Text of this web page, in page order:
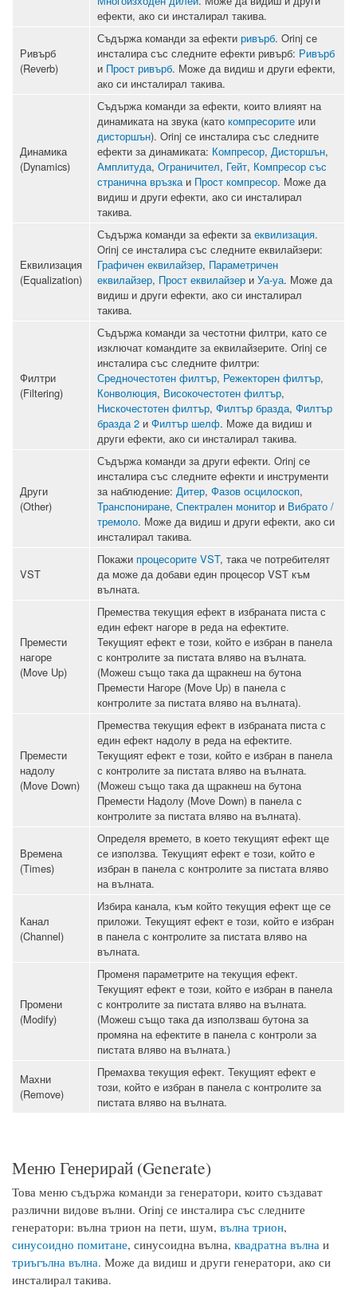
ефекти, ако си инсталирал такива.
Ривърб
(Reverb)
Съдържа команди за ефекти ривърб. Orinj се
инсталира със следните ефекти ривърб: Ривърб
и Прост ривърб. Може да видиш и други ефекти,
ако си инсталирал такива.
Динамика
(Dynamics)
Съдържа команди за ефекти, които влияят на
динамиката на звука (като компресорите или
дисторшън). Orinj се инсталира със следните
ефекти за динамиката: Компресор, Дисторшън,
Амплитуда, Ограничител, Гейт, Компресор със
странична връзкаи Прост компресор. Може да
видиш и други ефекти, ако си инсталирал
такива.
Еквилизация
(Equalization)
Съдържа команди за ефекти заеквилизация.
Orinj се инсталира със следните еквилайзери:
Графичен еквилайзер, Параметричен
еквилайзер, Прост еквилайзер и Уа-уа. Може да
видиш и други ефекти, ако си инсталирал
такива.
Филтри
(Filtering)
Съдържа команди за честотни филтри, като се
изключат командите за еквилайзерите. Orinj се
инсталира със следните филтри:
Средночестотен филтър, Режекторен филтър,
Конволюция, Високочестотен филтър,
Нискочестотен филтър, Филтър бразда, Филтър
бразда 2 и Филтър шелф. Може да видиш и
други ефекти, ако си инсталирал такива.
Други
(Other)
Съдържа команди за други ефекти. Orinj се
инсталира със следните ефекти и инструменти
за наблюдение: Дитер, Фазов осцилоскоп,
Транспониране, Спектрален монитор и Вибрато /
тремоло. Може да видиш и други ефекти, ако си
инсталирал такива.
VST
Покажи процесорите VST, така че потребителят
да може да добави един процесор VST към
вълната.
Премести
нагоре
(Move Up)
Премества текущия ефект в избраната писта с
един ефект нагоре в реда на ефектите.
Текущият ефект е този, който е избран в панела
с контролите за пистата вляво на вълната.
(Можеш също така да щракнеш на бутона
Премести Нагоре (Move Up) в панела с
контролите за пистата вляво на вълната).
Премести
надолу
(Move Down)
Премества текущия ефект в избраната писта с
един ефект надолу в реда на ефектите.
Текущият ефект е този, който е избран в панела
с контролите за пистата вляво на вълната.
(Можеш също така да щракнеш на бутона
Премести Надолу (Move Down) в панела с
контролите за пистата вляво на вълната).
Времена
(Times)
Определя времето, в което текущият ефект ще
се използва. Текущият ефект е този, който е
избран в панела с контролите за пистата вляво
на вълната.
Канал
(Channel)
Избира канала, към който текущия ефект ще се
приложи. Текущият ефект е този, който е избран
в панела с контролите за пистата вляво на
вълната.
Промени
(Modify)
Променя параметрите на текущия ефект.
Текущият ефект е този, който е избран в панела
с контролите за пистата вляво на вълната.
(Можеш също така да използваш бутона за
промяна на ефектите в панела с контроли за
пистата вляво на вълната.)
Махни
(Remove)
Премахва текущия ефект. Текущият ефект е
този, който е избран в панела с контролите за
пистата вляво на вълната.
Меню Генерирай (Generate)
Това меню съдържа команди за генератори, които създават
различни видове вълни. Orinj се инсталира със следните
генератори: вълна трион на пети, шум, вълна трион,
синусоидно помитане, синусоидна вълна, квадратна вълна и
триъгълна вълна. Може да видиш и други генератори, ако си
инсталирал такива.